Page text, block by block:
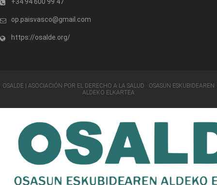
op.paisvasco@gmail.com
https://osalde.org/
OSALDE | ASOCIACIÓN POR EL DERECHO A LA SALUD · OSASUN ESKUBIDEAREN
ALDEKO ELKARTEA